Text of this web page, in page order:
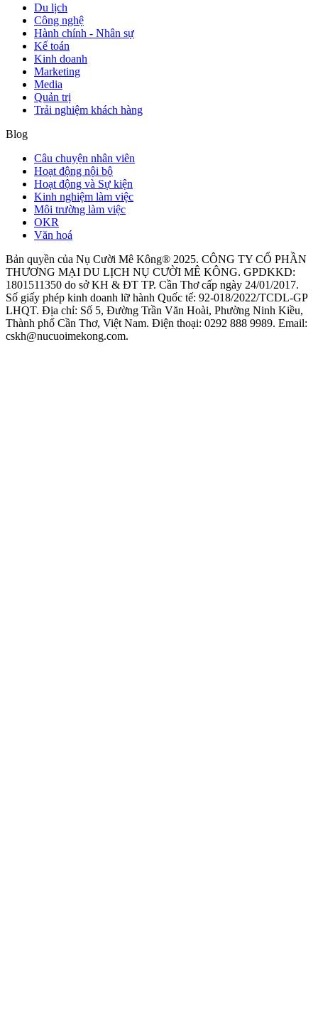
Du lịch
Công nghệ
Hành chính - Nhân sự
Kế toán
Kinh doanh
Marketing
Media
Quản trị
Trải nghiệm khách hàng
Blog
Câu chuyện nhân viên
Hoạt động nội bộ
Hoạt động và Sự kiện
Kinh nghiệm làm việc
Môi trường làm việc
OKR
Văn hoá
Bản quyền của Nụ Cười Mê Kông® 2025. CÔNG TY CỔ PHẦN
THƯƠNG MẠI DU LỊCH NỤ CƯỜI MÊ KÔNG. GPDKKD:
1801511350 do sở KH & ĐT TP. Cần Thơ cấp ngày 24/01/2017.
Số giấy phép kinh doanh lữ hành Quốc tế: 92-018/2022/TCDL-GP
LHQT. Địa chỉ: Số 5, Đường Trần Văn Hoài, Phường Ninh Kiều,
Thành phố Cần Thơ, Việt Nam. Điện thoại: 0292 888 9989. Email:
cskh@nucuoimekong.com.